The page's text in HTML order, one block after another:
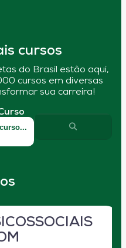
cursos
do Brasil estão aqui,
cursos em diversas
sua carreira!